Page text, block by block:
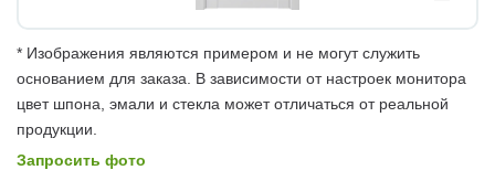
* Изображения являются примером и не могут служить
основанием для заказа. В зависимости от настроек монитора
цвет шпона, эмали и стекла может отличаться от реальной
продукции.
Запросить фото